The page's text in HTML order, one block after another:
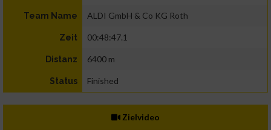
Team Name ALDI GmbH & Co KG Roth
Zeit 00:48:47.1
Distanz 6400 m
Status Finished
Zielvideo